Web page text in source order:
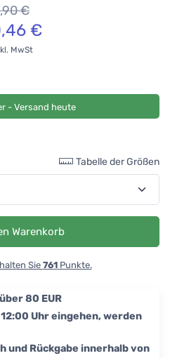
€
€
MwSt
- Versand heute
Tabelle der Größen
Warenkorb
Sie 761Punkte.
80 EUR
Uhr eingehen, werden
und Rückgabe innerhalb von